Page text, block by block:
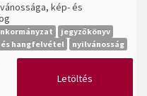
kép- és
jegyzőkönyv
és hangfelvétel nyilvánosság
Letöltés